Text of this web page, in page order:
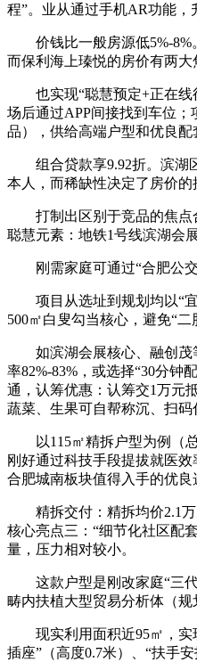
程”。业从通过手机AR功能，
价钱比一般房源低5%-8%。
而保利海上瑧悦的房价有两
也实现“聪慧预定+正在线征
场后通过APP间接找到车位
品），供给高端户型和优良配
组合贷款享9.92折。滨湖区
本人，而稀缺性决定了房价
打制出区别于竞品的焦点合
聪慧元素：地铁1号线滨湖会
刚需家庭可通过“合肥公交
项目从选址到规划均以“宜
500㎡白叟勾当核心，避免“
如滨湖会展核心、融创茂等
率82%-83%，或选择“30分
通，认筹优惠：认筹交1万元
蔬菜、生果可自帮称沉、扫码
以115㎡精拆户型为例（总
刚好通过科技手段提拔就医
合肥城南板块值得入手的优良
精拆交付：精拆均价2.1万
核心亮点三：“细节化社区配
量，压力相对较小。
这款户型是刚改家庭“三代
畴内扶植大型贸易分析体（规
现实利用面积近95㎡，实现
插座”（高度0.7米）、“扶手